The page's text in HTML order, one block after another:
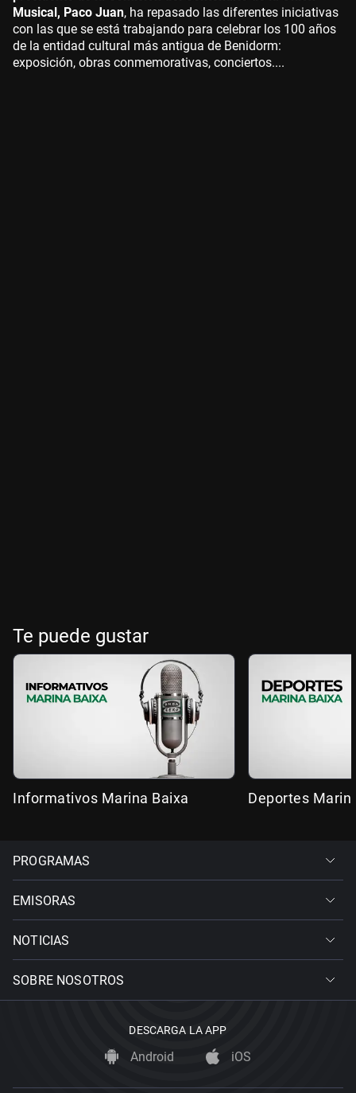
Musical, Paco Juan, ha repasado las diferentes iniciativas
con las que se está trabajando para celebrar los 100 años
de la entidad cultural más antigua de Benidorm:
exposición, obras conmemorativas, conciertos....
Te puede gustar
Informativos Marina Baixa Deportes
PROGRAMAS
EMISORAS
NOTICIAS
SOBRE NOSOTROS
DESCARGA LA APP
Android iOS